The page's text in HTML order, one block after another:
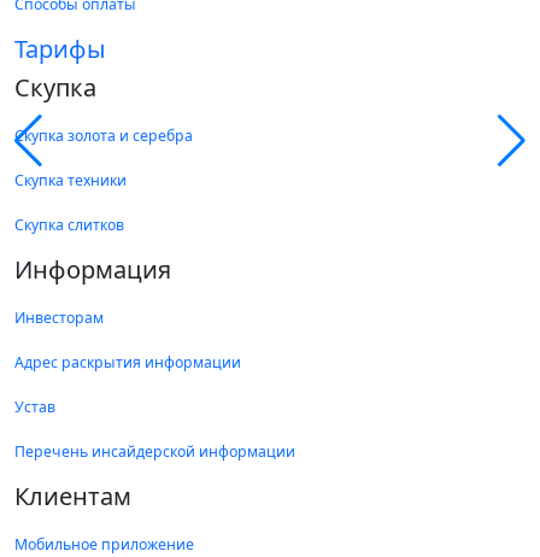
Способы оплаты
Тарифы
Скупка
Скупка золота и серебра
Скупка техники
Скупка слитков
Информация
Инвесторам
Адрес раскрытия информации
Устав
Перечень инсайдерской информации
Клиентам
Мобильное приложение